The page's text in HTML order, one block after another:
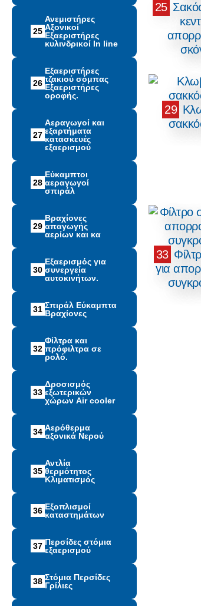
25
Ανεμιστήρες
Αξονικοί
Εξαεριστήρες
κυλινδρικοί In line
26
Εξαεριστήρες
τζακιού σόμπας
Εξαεριστήρες
οροφής.
27
Αεραγωγοί και
εξαρτήματα
κατασκευές
εξαερισμού
28
Εύκαμπτοι
αεραγωγοί
σπιράλ
29
Βραχίονες
απαγωγής
αερίων και κα
30
Εξαερισμός για
συνεργεία
αυτοκινήτων.
31 Σπιράλ Εύκαμπτα
Βραχίονες
32
Φίλτρα και
πρόφιλτρα σε
ρολό.
33
Δροσισμός
εξωτερικών
χώρων Air cooler
34 Αερόθερμα
αξονικά Νερού
35
Αντλία
θερμότητος
Κλιματισμός
36 Εξοπλισμοί
καταστημάτων
37 Περσίδες στόμια
εξαερισμού
38 Στόμια Περσίδες
Γρίλιες
25
29
33
για